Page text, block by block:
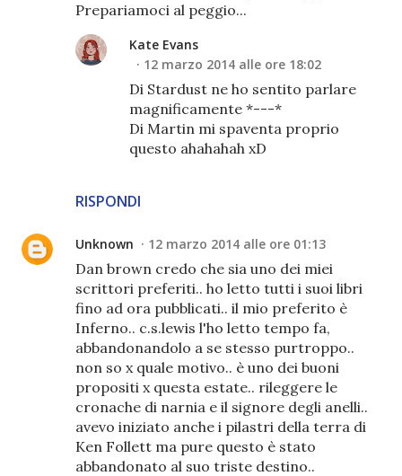
Prepariamoci al peggio...
RISPONDI
Kate Evans
12 marzo 2014 alle ore 18:02
Di Stardust ne ho sentito parlare
magnificamente *---*
Di Martin mi spaventa proprio
questo ahahahah xD
Unknown 12 marzo 2014 alle ore 01:13
Dan brown credo che sia uno dei miei
scrittori preferiti.. ho letto tutti i suoi libri
fino ad ora pubblicati.. il mio preferito è
Inferno.. c.s.lewis l'ho letto tempo fa,
abbandonandolo a se stesso purtroppo..
non so x quale motivo.. è uno dei buoni
propositi x questa estate.. rileggere le
cronache di narnia e il signore degli anelli..
avevo iniziato anche i pilastri della terra di
Ken Follett ma pure questo è stato
abbandonato al suo triste destino..